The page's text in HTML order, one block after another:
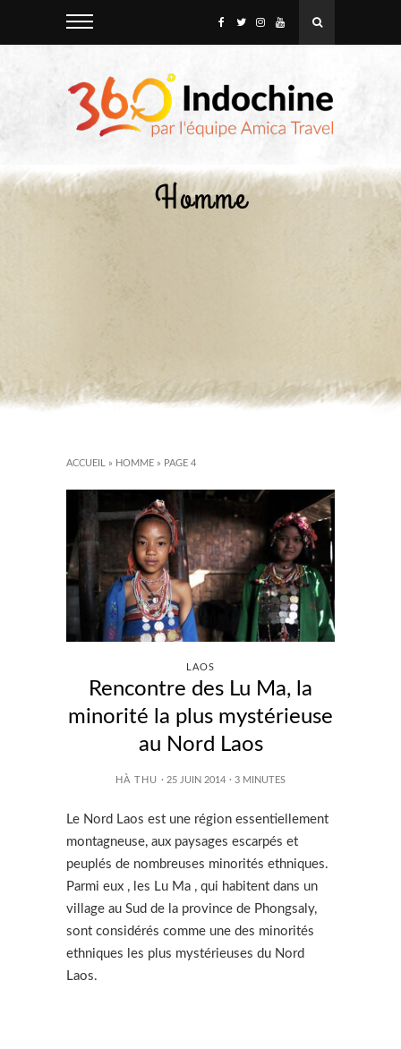
Homme
ACCUEIL » HOMME » PAGE 4
LAOS
Rencontre des Lu Ma, la
minorité la plus mystérieuse
au Nord Laos
HÀ THU · 25 JUIN 2014 · 3 MINUTES
Le Nord Laos est une région essentiellement
montagneuse, aux paysages escarpés et
peuplés de nombreuses minorités ethniques.
Parmi eux , les Lu Ma , qui habitent dans un
village au Sud de la province de Phongsaly,
sont considérés comme une des minorités
ethniques les plus mystérieuses du Nord
Laos.